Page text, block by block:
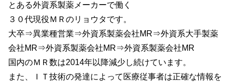
とある外資系製薬メーカーで働く
３０代現役ＭＲのリョウタです。
大卒⇒異業種営業⇒外資系製薬会社MR⇒外資系大手製薬
会社MR⇒外資系製薬会社MR⇒外資系製薬会社MR
国内のＭＲ数は2014年以降減少し続けています。
また、ＩＴ技術の発達によって医療従事者は正確な情報を